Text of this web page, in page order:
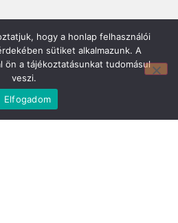
hogy a honlap felhasználói
sütiket alkalmazunk. A
ön a tájékoztatásunkat tudomásul
veszi.
Elfogadom